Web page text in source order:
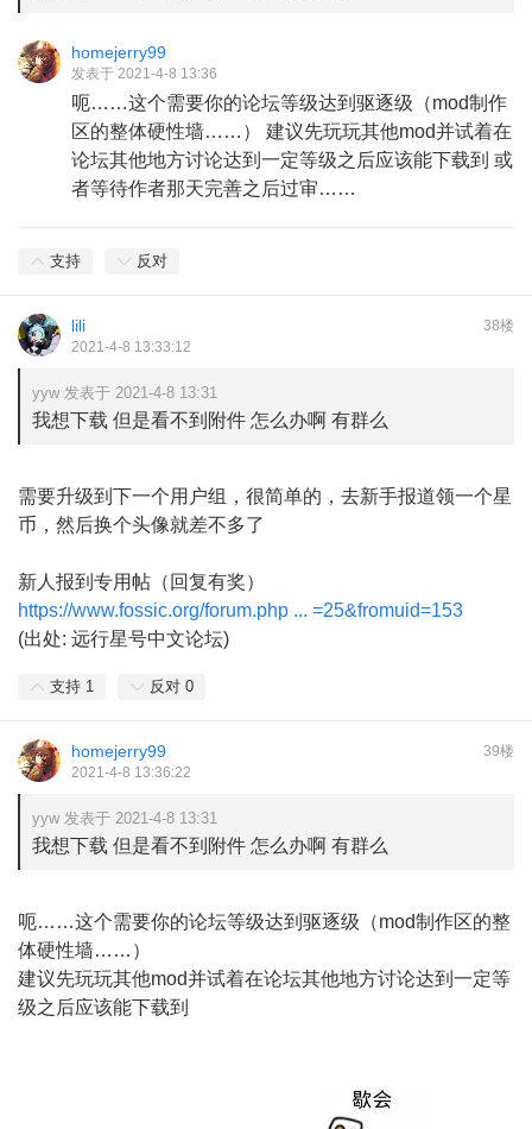
homejerry99
发表于 2021-4-8 13:36
呃……这个需要你的论坛等级达到驱逐级（mod制作
区的整体硬性墙……） 建议先玩玩其他mod并试着在
论坛其他地方讨论达到一定等级之后应该能下载到 或
者等待作者那天完善之后过审……
支持 反对
38楼
lili
2021-4-8 13:33:12
yyw 发表于 2021-4-8 13:31
我想下载 但是看不到附件 怎么办啊 有群么
需要升级到下一个用户组，很简单的，去新手报道领一个星
币，然后换个头像就差不多了
新人报到专用帖（回复有奖）
https://www.fossic.org/forum.php ... =25&fromuid=153
(出处: 远行星号中文论坛)
支持 1 反对 0
39楼
homejerry99
2021-4-8 13:36:22
yyw 发表于 2021-4-8 13:31
我想下载 但是看不到附件 怎么办啊 有群么
呃……这个需要你的论坛等级达到驱逐级（mod制作区的整
体硬性墙……）
建议先玩玩其他mod并试着在论坛其他地方讨论达到一定等
级之后应该能下载到